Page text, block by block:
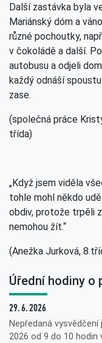
Další zastávka byla
Mariánský dóm a
různé pochoutky,
v čokoládě a další.
autobusu a odjeli
každý odnáší
zase.
(společná práce
třída)
„Když jsem viděla
tohle mohl někdo
obdiv, protože trpěli
nemohou žít.“
(Anežka Jurková,
Úřední hodiny o
29. 6. 2026
Nepředaná
2026 od 9 do 10 hodin